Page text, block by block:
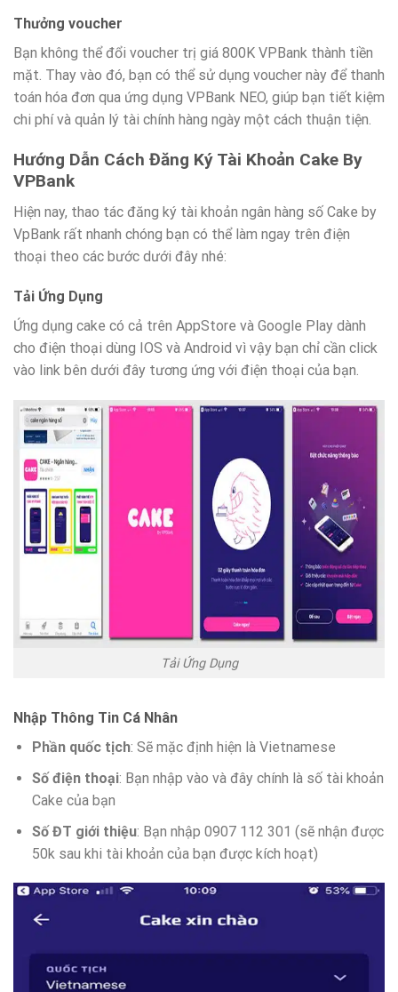
Thưởng voucher
Bạn không thể đổi voucher trị giá 800K VPBank thành tiền
mặt. Thay vào đó, bạn có thể sử dụng voucher này để thanh
toán hóa đơn qua ứng dụng VPBank NEO, giúp bạn tiết kiệm
chi phí và quản lý tài chính hàng ngày một cách thuận tiện.
Hướng Dẫn Cách Đăng Ký Tài Khoản Cake By
VPBank
Hiện nay, thao tác đăng ký tài khoản ngân hàng số Cake by
VpBank rất nhanh chóng bạn có thể làm ngay trên điện
thoại theo các bước dưới đây nhé:
Tải Ứng Dụng
Ứng dụng cake có cả trên AppStore và Google Play dành
cho điện thoại dùng IOS và Android vì vậy bạn chỉ cần click
vào link bên dưới đây tương ứng với điện thoại của bạn.
Tải Ứng Dụng
Nhập Thông Tin Cá Nhân
Phần quốc tịch: Sẽ mặc định hiện là Vietnamese
Số điện thoại: Bạn nhập vào và đây chính là số tài khoản
Cake của bạn
Số ĐT giới thiệu: Bạn nhập 0907 112 301 (sẽ nhận được
50k sau khi tài khoản của bạn được kích hoạt)